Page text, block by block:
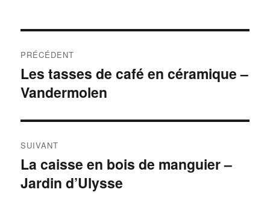
de
l’article
PRÉCÉDENT
Article
précédent :
Les tasses de café en céramique –
Vandermolen
SUIVANT
Article
suivant :
La caisse en bois de manguier –
Jardin d’Ulysse